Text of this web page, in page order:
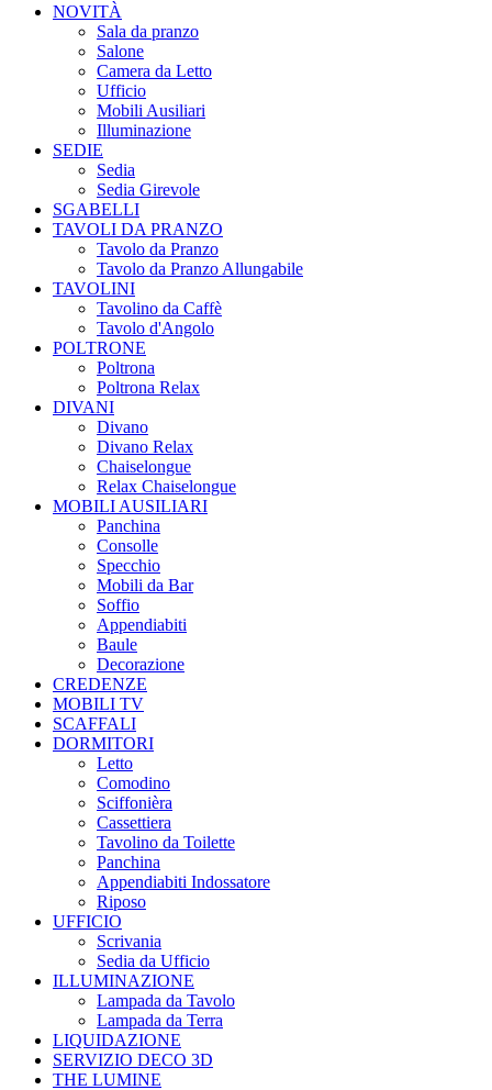
NOVITÀ
Sala da pranzo
Salone
Camera da Letto
Ufficio
Mobili Ausiliari
Illuminazione
SEDIE
Sedia
Sedia Girevole
SGABELLI
TAVOLI DA PRANZO
Tavolo da Pranzo
Tavolo da Pranzo Allungabile
TAVOLINI
Tavolino da Caffè
Tavolo d'Angolo
POLTRONE
Poltrona
Poltrona Relax
DIVANI
Divano
Divano Relax
Chaiselongue
Relax Chaiselongue
MOBILI AUSILIARI
Panchina
Consolle
Specchio
Mobili da Bar
Soffio
Appendiabiti
Baule
Decorazione
CREDENZE
MOBILI TV
SCAFFALI
DORMITORI
Letto
Comodino
Sciffonièra
Cassettiera
Tavolino da Toilette
Panchina
Appendiabiti Indossatore
Riposo
UFFICIO
Scrivania
Sedia da Ufficio
ILLUMINAZIONE
Lampada da Tavolo
Lampada da Terra
LIQUIDAZIONE
SERVIZIO DECO 3D
THE LUMINE